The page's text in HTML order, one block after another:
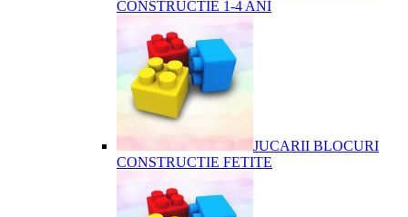
CONSTRUCTIE 1-4 ANI
JUCARII BLOCURI
CONSTRUCTIE FETITE